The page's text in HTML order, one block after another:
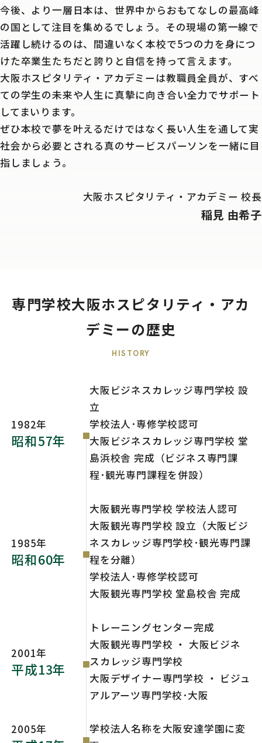
今後、より一層日本は、世界中からおもてなしの最高峰
の国として注目を集めるでしょう。その現場の第一線で
活躍し続けるのは、間違いなく本校で5つの力を身につ
けた卒業生たちだと誇りと自信を持って言えます。
大阪ホスピタリティ・アカデミーは教職員全員が、すべ
ての学生の未来や人生に真摯に向き合い全力でサポート
してまいります。
ぜひ本校で夢を叶えるだけではなく長い人生を通して実
社会から必要とされる真のサービスパーソンを一緒に目
指しましょう。
大阪ホスピタリティ・アカデミー 校長
稲見 由希子
専門学校大阪ホスピタリティ・アカ
デミーの歴史
1982年
昭和57年
大阪ビジネスカレッジ専門学校 設
立
学校法人･専修学校認可
大阪ビジネスカレッジ専門学校 堂
島浜校舎 完成（ビジネス専門課
程･観光専門課程を併設）
1985年
昭和60年
大阪観光専門学校 学校法人認可
大阪観光専門学校 設立（大阪ビジ
ネスカレッジ専門学校･観光専門課
程を分離）
学校法人･専修学校認可
大阪観光専門学校 堂島校舎 完成
2001年
平成13年
トレーニングセンター完成
大阪観光専門学校 ・ 大阪ビジネ
スカレッジ専門学校
大阪デザイナー専門学校 ・ ビジュ
アルアーツ専門学校･大阪
2005年
学校法人名称を大阪安達学園に変